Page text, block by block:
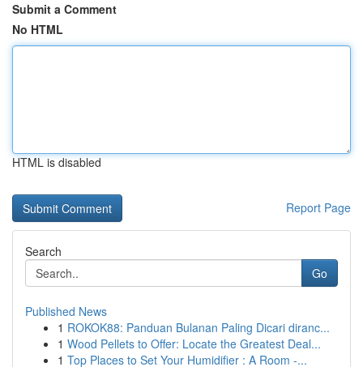
Submit a Comment
No HTML
HTML is disabled
Report Page
Search
Go
Published News
1 ROKOK88: Panduan Bulanan Paling Dicari diranc...
1 Wood Pellets to Offer: Locate the Greatest Deal...
1 Top Places to Set Your Humidifier : A Room -...